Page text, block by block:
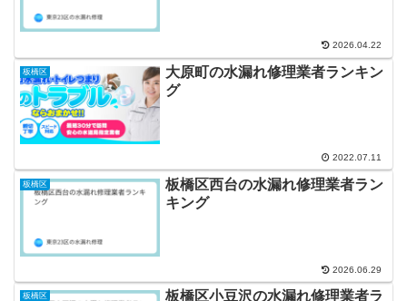
2026.04.22
板橋区
大原町の水漏れ修理業者ランキン
グ
2022.07.11
板橋区
板橋区西台の水漏れ修理業者ラン
キング
2026.06.29
板橋区
板橋区小豆沢の水漏れ修理業者ラ